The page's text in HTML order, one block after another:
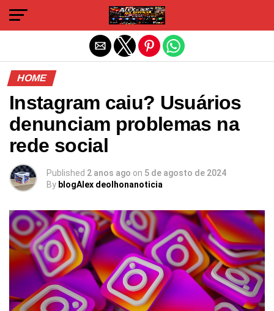
HOME
Instagram caiu? Usuários
denunciam problemas na
rede social
Published 2 anos ago on 5 de agosto de 2024
By blogAlex deolhonanoticia
Sair da versão mobile